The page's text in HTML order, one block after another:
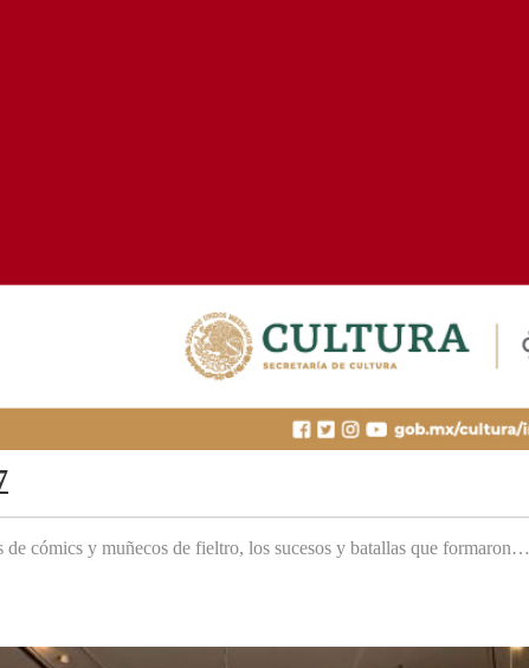
de cómics y muñecos de fieltro, los sucesos y batallas que formaron…